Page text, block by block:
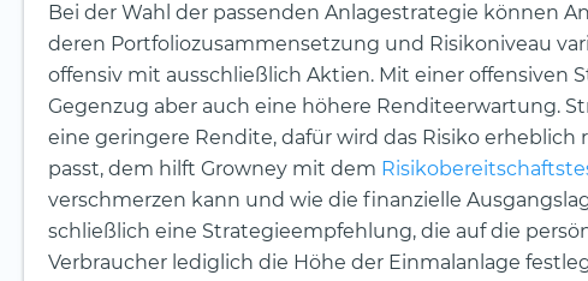
Bei der Wahl der passenden Anlagestrategie können
deren Portfoliozusammensetzung und Risikoniveau
offensiv mit ausschließlich Aktien. Mit einer offensiven
Gegenzug aber auch eine höhere Renditeerwartung.
eine geringere Rendite, dafür wird das Risiko
passt, dem hilft Growney mit dem
verschmerzen kann und wie die finanzielle
schließlich eine Strategieempfehlung, die auf die
Verbraucher lediglich die Höhe der Einmalanlage